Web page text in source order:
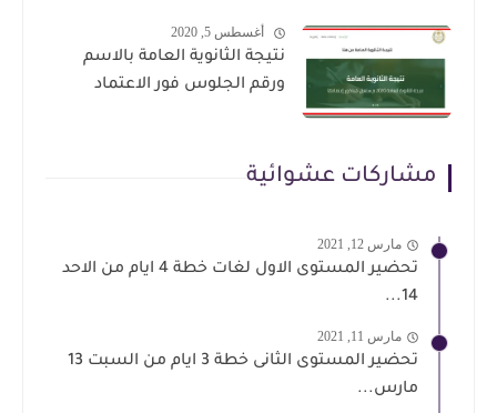
أغسطس 5, 2020
نتيجة الثانوية العامة بالاسم
ورقم الجلوس فور الاعتماد
مشاركات عشوائية
مارس 12, 2021
تحضير المستوى الاول لغات خطة 4 ايام من الاحد
14...
مارس 11, 2021
تحضير المستوى الثانى خطة 3 ايام من السبت 13
مارس...